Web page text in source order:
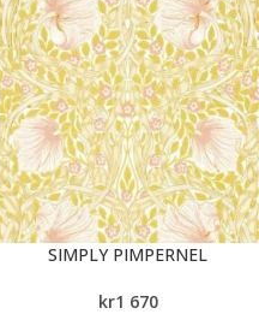
SIMPLY PIMPERNEL
kr1 670